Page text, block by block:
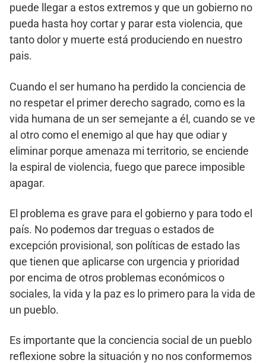
puede llegar a estos extremos y que un gobierno no
pueda hasta hoy cortar y parar esta violencia, que
tanto dolor y muerte está produciendo en nuestro
pais.
Cuando el ser humano ha perdido la conciencia de
no respetar el primer derecho sagrado, como es la
vida humana de un ser semejante a él, cuando se ve
al otro como el enemigo al que hay que odiar y
eliminar porque amenaza mi territorio, se enciende
la espiral de violencia, fuego que parece imposible
apagar.
El problema es grave para el gobierno y para todo el
país. No podemos dar treguas o estados de
excepción provisional, son políticas de estado las
que tienen que aplicarse con urgencia y prioridad
por encima de otros problemas económicos o
sociales, la vida y la paz es lo primero para la vida de
un pueblo.
Es importante que la conciencia social de un pueblo
reflexione sobre la situación y no nos conformemos